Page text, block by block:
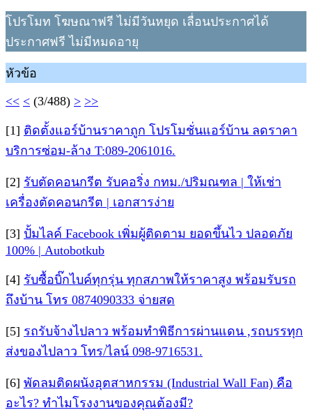
โปรโมท โฆษณาฟรี ไม่มีวันหยุด เลื่อนประกาศได้
ประกาศฟรี ไม่มีหมดอายุ
หัวข้อ
<< < (3/488) > >>
[1] ติดตั้งแอร์บ้านราคาถูก โปรโมชั่นแอร์บ้าน ลดราคา
บริการซ่อม-ล้าง T:089-2061016.
[2] รับตัดคอนกรีต รับคอริ่ง กทม./ปริมณฑล | ให้เช่า
เครื่องตัดคอนกรีต | เอกสารง่าย
[3] ปั้มไลค์ Facebook เพิ่มผู้ติดตาม ยอดขึ้นไว ปลอดภัย
100% | Autobotkub
[4] รับซื้อบิ๊กไบค์ทุกรุ่น ทุกสภาพให้ราคาสูง พร้อมรับรถ
ถึงบ้าน โทร 0874090333 จ่ายสด
[5] รถรับจ้างไปลาว พร้อมทำพิธีการผ่านแดน ,รถบรรทุก
ส่งของไปลาว โทร/ไลน์ 098-9716531.
[6] พัดลมติดผนังอุตสาหกรรม (Industrial Wall Fan) คือ
อะไร? ทำไมโรงงานของคุณต้องมี?